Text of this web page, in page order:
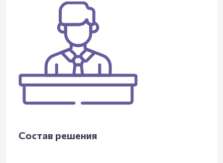
Состав решения